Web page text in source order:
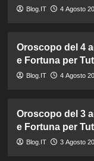
Blog.IT 4 Agosto
Oroscopo del 4
e Fortuna per
Blog.IT 4 Agosto
Oroscopo del 3
e Fortuna per
Blog.IT 3 Agosto